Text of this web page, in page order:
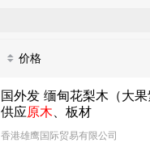
价格
国外发 缅甸花梨木（大
供应原木、板材
香港雄鹰国际贸易有限公司